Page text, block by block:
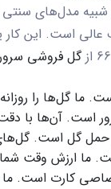
شبیه مدل‌های
عالی است. این
ازگل‌ فروشی سرور
گل‌ها را
است. آن‌ها با
گل است.
ما ارزش وقت
کارت است. ما